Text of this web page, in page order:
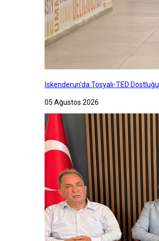
İskenderun'da Tosyalı-TED Dostluğu
05 Ağustos 2026